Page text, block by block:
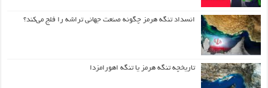
انسداد تنگه هرمز چگونه صنعت جهانی تراشه را فلج می‌کند؟
تاریخچه تنگه هرمز یا تنگه اهورامزدا